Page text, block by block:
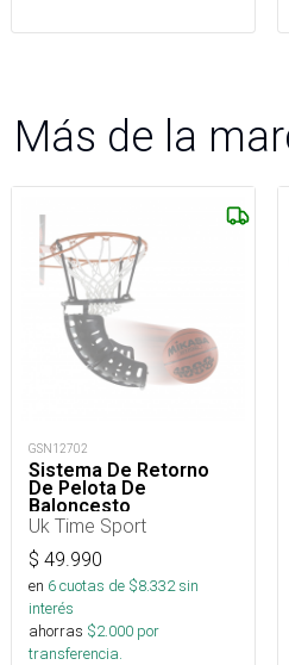
Más de la
GSN12702
Sistema De Retorno
De Pelota De
Baloncesto
Uk Time Sport
$ 49.990
en 6cuotas de $8.332sin
interés
ahorras $2.000 por
transferencia.